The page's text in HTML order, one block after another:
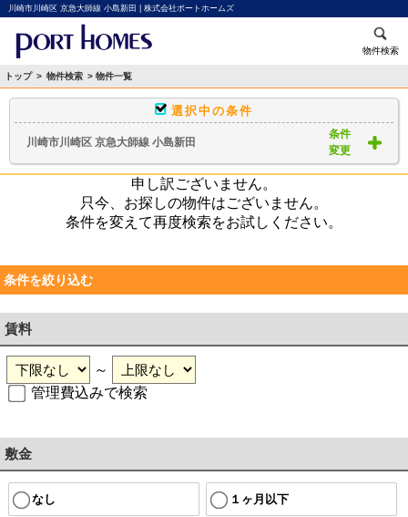
川崎市川崎区 京急大師線 小島新田 | 株式会社ポートホームズ
物件検索
トップ > 物件検索 > 物件一覧
選択中の条件
川崎市川崎区 京急大師線 小島新田
条件
変更
申し訳ございません。
只今、お探しの物件はございません。
条件を変えて再度検索をお試しください。
条件を絞り込む
賃料
～
管理費込みで検索
敷金
なし １ヶ月以下